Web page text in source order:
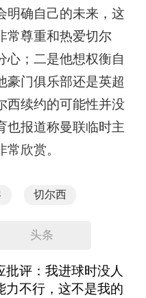
明确自己的未来，这
常尊重和热爱切尔
心；二是他想权衡自
豪门俱乐部还是英超
西续约的可能性并没
也报道称曼联临时主
欣赏。
切尔西
头条
批评：我进球时没人
力不行，这不是我的